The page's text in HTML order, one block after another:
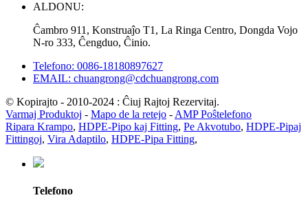
ALDONU:
Ĉambro 911, Konstruaĵo T1, La Ringa Centro, Dongda Vojo
N-ro 333, Ĉengduo, Ĉinio.
Telefono: 0086-18180897627
EMAIL: chuangrong@cdchuangrong.com
© Kopirajto - 2010-2024 : Ĉiuj Rajtoj Rezervitaj.
Varmaj Produktoj - Mapo de la retejo - AMP Poŝtelefono
Ripara Krampo, HDPE-Pipo kaj Fitting, Pe Akvotubo, HDPE-Pipaj
Fittingoj, Vira Adaptilo, HDPE-Pipa Fitting,
Telefono